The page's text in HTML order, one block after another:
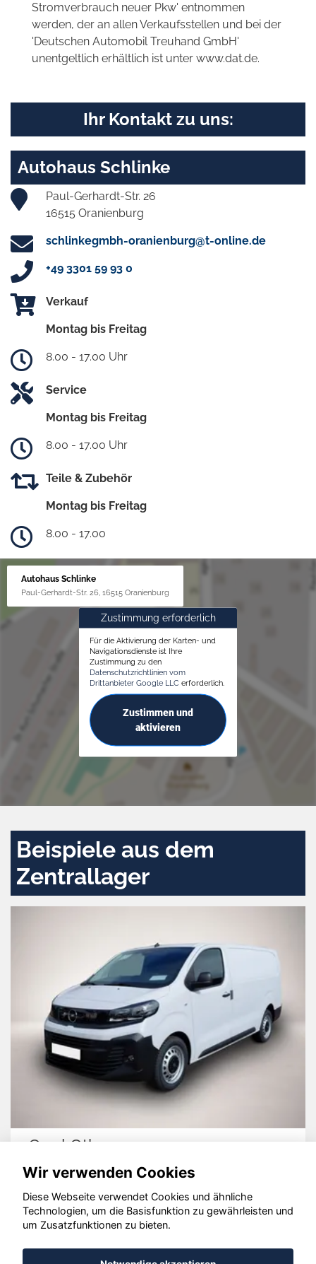
Stromverbrauch neuer Pkw' entnommen
werden, der an allen Verkaufsstellen und bei der
'Deutschen Automobil Treuhand GmbH'
unentgeltlich erhältlich ist unter www.dat.de.
Ihr Kontakt zu uns:
Autohaus Schlinke
Paul-Gerhardt-Str. 26
16515 Oranienburg
schlinkegmbh-oranienburg@t-online.de
+49 3301 59 93 0
Verkauf
Montag bis Freitag
8.00 - 17.00 Uhr
Service
Montag bis Freitag
8.00 - 17.00 Uhr
Teile & Zubehör
Montag bis Freitag
8.00 - 17.00
Autohaus Schlinke
Paul-Gerhardt-Str. 26, 16515 Oranienburg
Zustimmung erforderlich
Für die Aktivierung der Karten- und
Navigationsdienste ist Ihre
Zustimmung zu den
Datenschutzrichtlinien vom
Drittanbieter Google LLC erforderlich.
Zustimmen und
aktivieren
Beispiele aus dem
Zentrallager
Opel Other
© konjunkturmotor.de GmbH 2020 - 2026
Wir verwenden Cookies
Diese Webseite verwendet Cookies und ähnliche
Technologien, um die Basisfunktion zu gewährleisten und
um Zusatzfunktionen zu bieten.